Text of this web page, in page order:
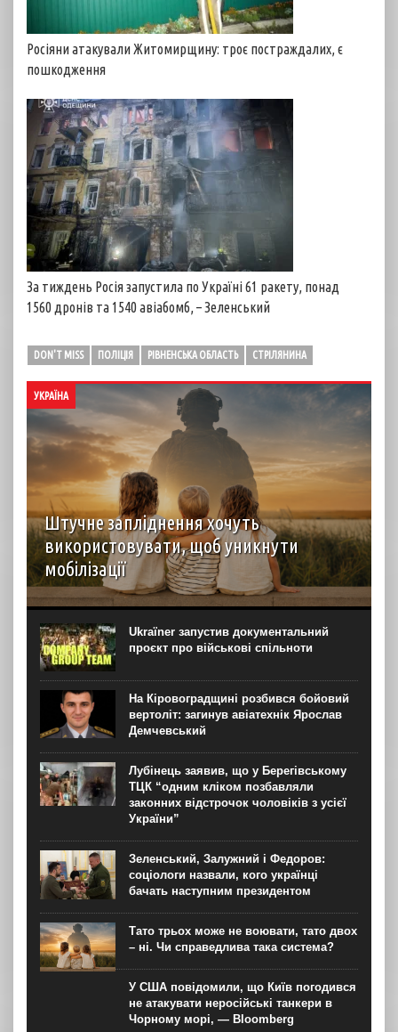
Росіяни атакували Житомирщину: троє постраждалих, є
пошкодження
За тиждень Росія запустила по Україні 61 ракету, понад
1560 дронів та 1540 авіабомб, – Зеленський
DON'T MISS ПОЛІЦІЯ РІВНЕНСЬКА ОБЛАСТЬ СТРІЛЯНИНА
УКРАЇНА
Штучне запліднення хочуть
використовувати, щоб уникнути
мобілізації
З початку повномасштабного вторгнення в Україні
з’явилися прицільні запити на ЕКЗ трьома ембріонами.
Попит на процедуру може бути пов’язаний із нормою
закону про відстрочку мобілізації батьків, що мають
троє...
Ukraїner запустив документальний
проєкт про військові спільноти
На Кіровоградщині розбився бойовий
вертоліт: загинув авіатехнік Ярослав
Демчевський
Лубінець заявив, що у Берегівському
ТЦК “одним кліком позбавляли
законних відстрочок чоловіків з усієї
України”
Зеленський, Залужний і Федоров:
соціологи назвали, кого українці
бачать наступним президентом
Тато трьох може не воювати, тато двох
– ні. Чи справедлива така система?
У США повідомили, що Київ погодився
не атакувати неросійські танкери в
Чорному морі, — Bloomberg